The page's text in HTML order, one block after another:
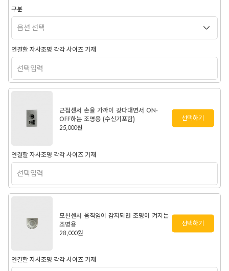
구분
연결할 자사조명 각각 사이즈 기재
근접센서 손을 가까이 갖다대면서 ON-
OFF하는 조명용 (수신기포함)
25,000원
연결할 자사조명 각각 사이즈 기재
선택하기
모션센서 움직임이 감지되면 조명이 켜지는
조명용
28,000원
연결할 자사조명 각각 사이즈 기재
선택하기